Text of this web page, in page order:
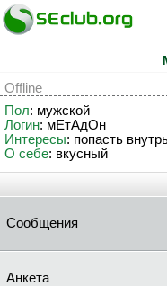
Offline
Пол: мужской
Логин: мEтAдOн
Интересы: попасть
О себе: вкусный
Сообщения
Анкета